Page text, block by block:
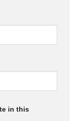
in this